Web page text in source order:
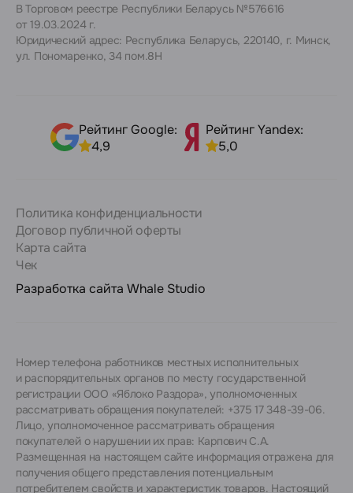
В Торговом реестре Республики Беларусь №576616
от 19.03.2024 г.
Юридический адрес: Республика Беларусь, 220140, г. Минск,
ул. Пономаренко, 34 пом.8Н
Рейтинг Google:
4,9
Рейтинг Yandex:
5,0
Политика конфиденциальности
Договор публичной оферты
Карта сайта
Чек
Разработка сайта Whale Studio
Номер телефона работников местных исполнительных
и распорядительных органов по месту государственной
регистрации ООО «Яблоко Раздора», уполномоченных
рассматривать обращения покупателей: +375 17 348-39-06.
Лицо, уполномоченное рассматривать обращения
покупателей о нарушении их прав: Карпович С.А.
Размещенная на настоящем сайте информация отражена для
получения общего представления потенциальным
потребителем свойств и характеристик товаров. Настоящий